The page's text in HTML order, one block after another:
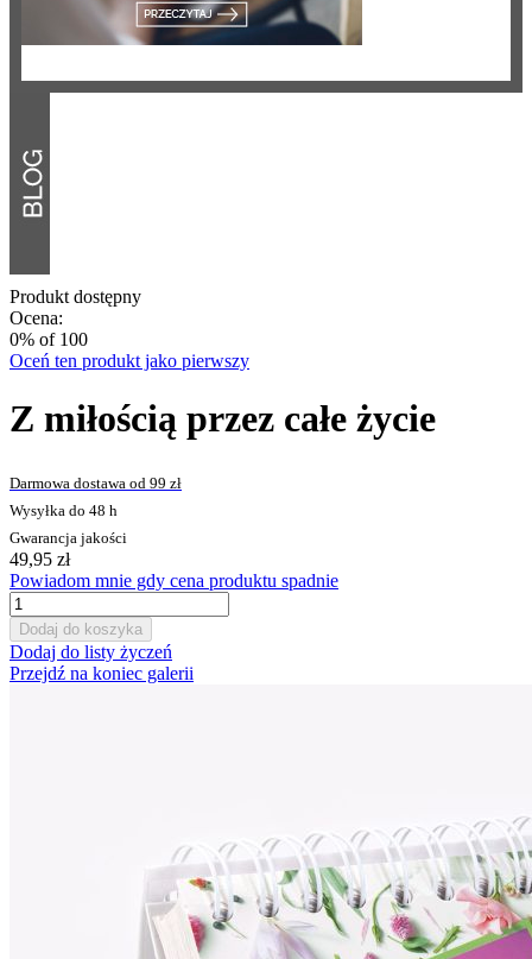
Produkt dostępny
Ocena:
0% of 100
Oceń ten produkt jako pierwszy
Z miłością przez całe życie
Darmowa dostawa od 99 zł
Wysyłka do 48 h
Gwarancja jakości
49,95 zł
Powiadom mnie gdy cena produktu spadnie
Dodaj do koszyka
Dodaj do listy życzeń
Przejdź na koniec galerii